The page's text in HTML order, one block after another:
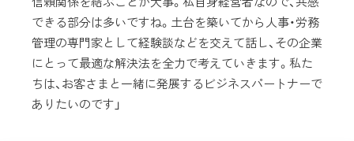
できる部分は多いですね。土台を築いてから人事・労務
管理の専門家として経験談などを交えて話し、その企業
にとって最適な解決法を全力で考えていきます。私た
ちは、お客さまと一緒に発展するビジネスパートナーで
ありたいのです」